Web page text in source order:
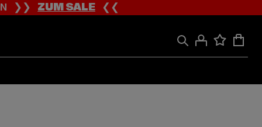
❯❯ZUM SALE❮❮